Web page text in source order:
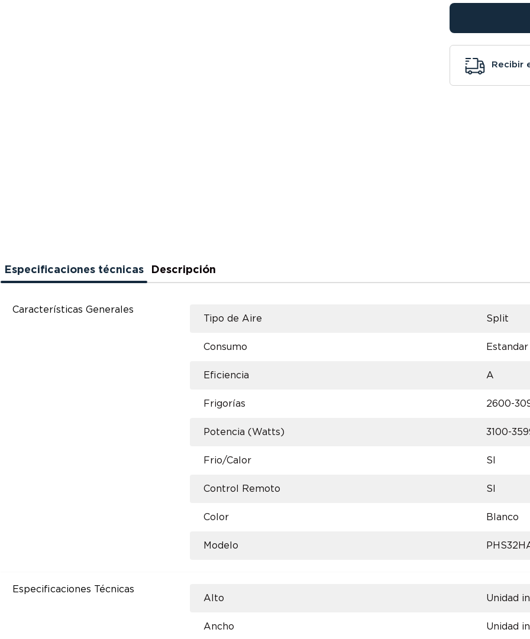
Recibir
Especificaciones técnicas Descripción
Características Generales
Tipo de Aire
Split
Consumo Estandar
Eficiencia A
Frigorías 2600-
Potencia (Watts) 3100-
Frio/Calor SI
Control Remoto SI
Color Blanco
Modelo
Especificaciones Técnicas
Alto
Unidad
Ancho Unidad